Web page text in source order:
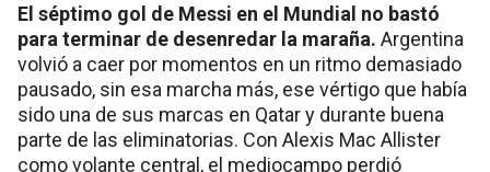
El séptimo gol de Messi en el Mundial no bastó
para terminar de desenredar la maraña. Argentina
volvió a caer por momentos en un ritmo demasiado
pausado, sin esa marcha más, ese vértigo que había
sido una de sus marcas en Qatar y durante buena
parte de las eliminatorias. Con Alexis Mac Allister
como volante central, el mediocampo perdió